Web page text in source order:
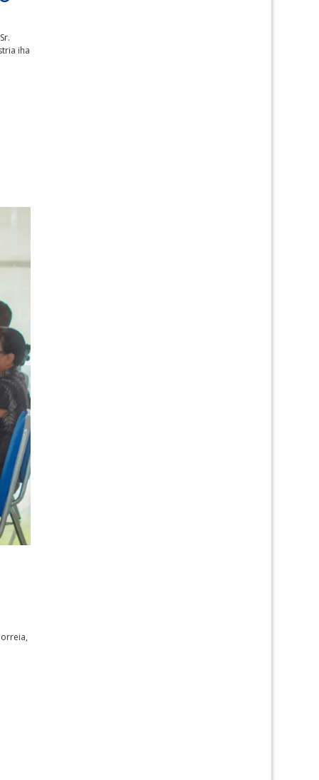
iha